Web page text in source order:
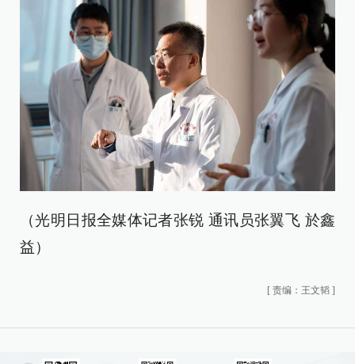
（光明日报全媒体记者张锐 通讯员张翼飞 於鑫
益）
[ 责编：王文韬 ]